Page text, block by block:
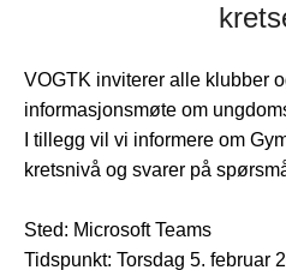
VOGTK inviterer alle klubber
informasjonsmøte om
I tillegg vil vi informere om
kretsnivå og svarer på
Sted: Microsoft Teams
Tidspunkt: Torsdag 5. februar